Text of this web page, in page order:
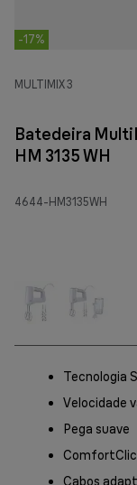
-17%
MULTIMIX 3
Batedeira
HM 3135 WH
4644-HM3135WH
Tecnologia
Velocidade
Pega suave
Cabos